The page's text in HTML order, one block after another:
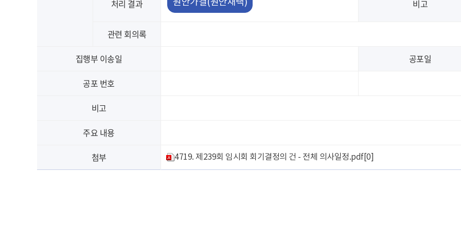
처리 결과 원안가결(원안채택) 비고
관련 회의록
집행부 이송일
공포일
공포 번호
비고
주요 내용
첨부
4719. 제239회 임시회 회기결정의 건 - 전체 의사일정.pdf[0]